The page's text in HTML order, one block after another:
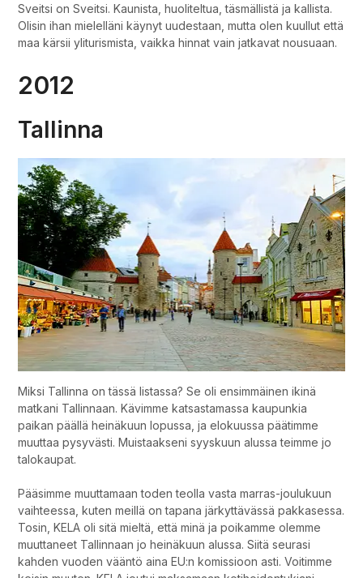
Sveitsi on Sveitsi. Kaunista, huoliteltua, täsmällistä ja kallista.
Olisin ihan mielelläni käynyt uudestaan, mutta olen kuullut että
maa kärsii yliturismista, vaikka hinnat vain jatkavat nousuaan.
2012
Tallinna
Miksi Tallinna on tässä listassa? Se oli ensimmäinen ikinä
matkani Tallinnaan. Kävimme katsastamassa kaupunkia
paikan päällä heinäkuun lopussa, ja elokuussa päätimme
muuttaa pysyvästi. Muistaakseni syyskuun alussa teimme jo
talokaupat.
Pääsimme muuttamaan toden teolla vasta marras-joulukuun
vaihteessa, kuten meillä on tapana järkyttävässä pakkasessa.
Tosin, KELA oli sitä mieltä, että minä ja poikamme olemme
muuttaneet Tallinnaan jo heinäkuun alussa. Siitä seurasi
kahden vuoden vääntö aina EU:n komissioon asti. Voitimme